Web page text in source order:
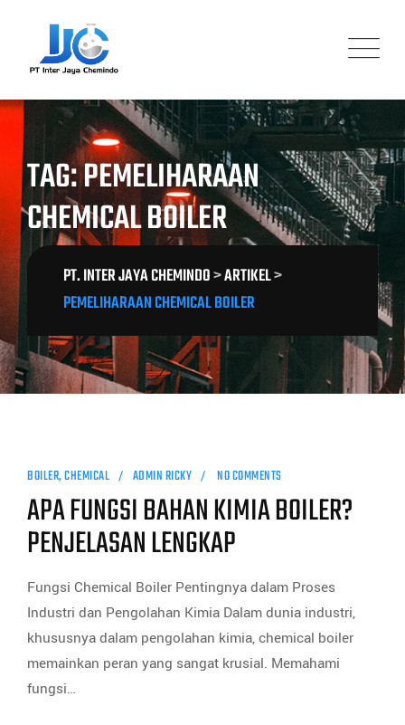
content
TAG: PEMELIHARAAN
CHEMICAL BOILER
PT. INTER JAYA CHEMINDO>ARTIKEL>
PEMELIHARAAN CHEMICAL BOILER
BOILER,CHEMICAL ADMIN RICKY NO COMMENTS
APA FUNGSI BAHAN KIMIA BOILER?
PENJELASAN LENGKAP
Fungsi Chemical Boiler Pentingnya dalam Proses
Industri dan Pengolahan Kimia Dalam dunia industri,
khususnya dalam pengolahan kimia, chemical boiler
memainkan peran yang sangat krusial. Memahami
fungsi…